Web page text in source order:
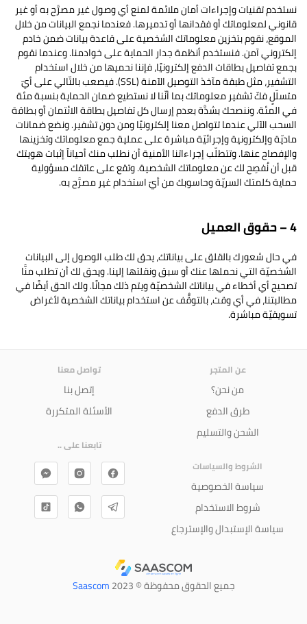
نستخدم تقنيات وإجراءات أمان ملائمة لمنع أي وصول غير مصرَّح به أو غير
قانوني لمعلوماتك أو فقدانها أو تدميرها. فعندما نجمع البيانات من خلال
الموقع، نقوم بتخزين معلوماتك الشخصية على قاعدة بيانات ضمن خادم
إلكتروني آمن. فنستخدم أنظمة جدار الحماية على خوادمنا. وعندما نقوم
بجمع تفاصيل بطاقات الدفع إلكترونيًا، فإننا نحميها من خلال استخدام
التشفير، مثل طبقة مآخذ التوصيل الآمنة (SSL). فيصعب بالتّالي على أيّ
متسلّلٍ فكّ تشفير معلوماتك بما أنّنا لا نستطيع ضمان الحماية بنسبة مئة
في المئة. وننصحك بشدَّة بعدم إرسال كل تفاصيل بطاقة الائتمان أو بطاقة
السحب الآلي عندما تتواصل معنا إلكترونيًا ومن دون تشفير. ونضع ضمانات
ماديّة وإلكترونية وإجرائيّة مباشرة على عملية جمع معلوماتك وتخزينها
والإفصاح عنها. وتتطلّب إجراءاتنا الأمنية أن نطلب منك أحياناً إثبات هويتك
قبل أن نُفصِح لك عن معلوماتك الشخصية. وتقع على عاتقك مسؤولية
حماية كلمتك السريّة وحاسوبك من أيّ استخدام غير مصرَّح به.
4 – حقوق العميل
في حال شعورك بالقلق على بياناتك، يحق لك طلب الوصول إلى البيانات
الشخصيّة التي نحملها عنك أو سبق ونقلتها إلينا. ويحق لك أن تطلب منَّا
تصحيح أي أخطاء في بياناتك الشخصيّة ويتم ذلك مجانًا. ولك الحق أيضًا في
مطالبتنا، في أي وقت، بالتوقُّف عن استخدام بياناتك الشخصية لأغراض
تسويقيّة مباشرة.
عن المتجر
من نحن؟
طرق الدفع
الشحن والتسليم
الشروط والسياسات
سياسة الخصوصية
شروط الاستخدام
سياسة الإستبدال والإسترجاع
تواصل معنا
إتصل بنا
الأسئلة المتكررة
تابعنا على ..
جميع الحقوق محفوظة © 2023 Saascom